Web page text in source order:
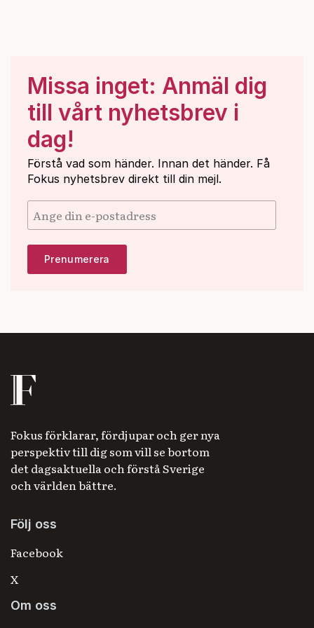
Missa inget: Anmäl dig
till vårt nyhetsbrev i
dag!
Förstå vad som händer. Innan det händer. Få
Fokus nyhetsbrev direkt till din mejl.
Fokus förklarar, fördjupar och ger nya
perspektiv till dig som vill se bortom
det dagsaktuella och förstå Sverige
och världen bättre.
Följ oss
Facebook
X
Om oss